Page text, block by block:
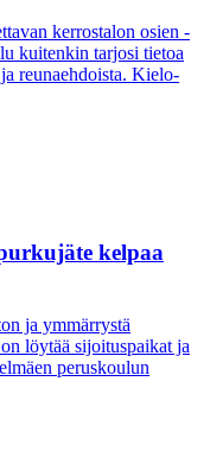
kerrostalon osien
kuitenkin tarjosi tietoa
reunaehdoista. Kielo-
kelpaa
ja ymmärrystä
löytää sijoituspaikat ja
peruskoulun